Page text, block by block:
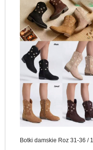
Botki damskie Roz 31-36 /